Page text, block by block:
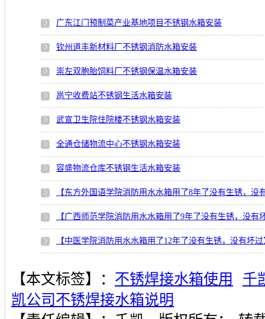
广东江门预制菜产业基地项目不锈钢水箱安装
钦州道丰新材料厂不锈钢消防水箱安装
崇左双胞胎饲料厂不锈钢保温水箱安装
邕宁收费站不锈钢生活水箱安装
武宣卫生院住院楼不锈钢水箱安装
全通仓储物流中心不锈钢水箱安装
容盛物流仓库不锈钢生活水箱安装
【东方外国语学院消防用水水箱用了8年了没有生锈，没
【广西师范学院消防用水水箱用了9年了没有生锈，没有
【中医学院消防用水水箱用了12年了没有生锈，没有坏过
【本文标签】： 不锈焊接水箱使用
千
凯公司不锈焊接水箱说明